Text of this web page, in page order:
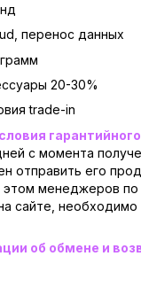
перенос данных
20-30%
trade-in
с момента
отправить его
менеджеров по
сайте, необходимо
об обмене и